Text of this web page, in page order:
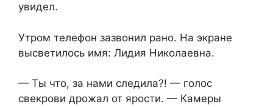
увидел.
Утром телефон зазвонил рано. На экране
высветилось имя: Лидия Николаевна.
— Ты что, за нами следила?! — голос
свекрови дрожал от ярости. — Камеры